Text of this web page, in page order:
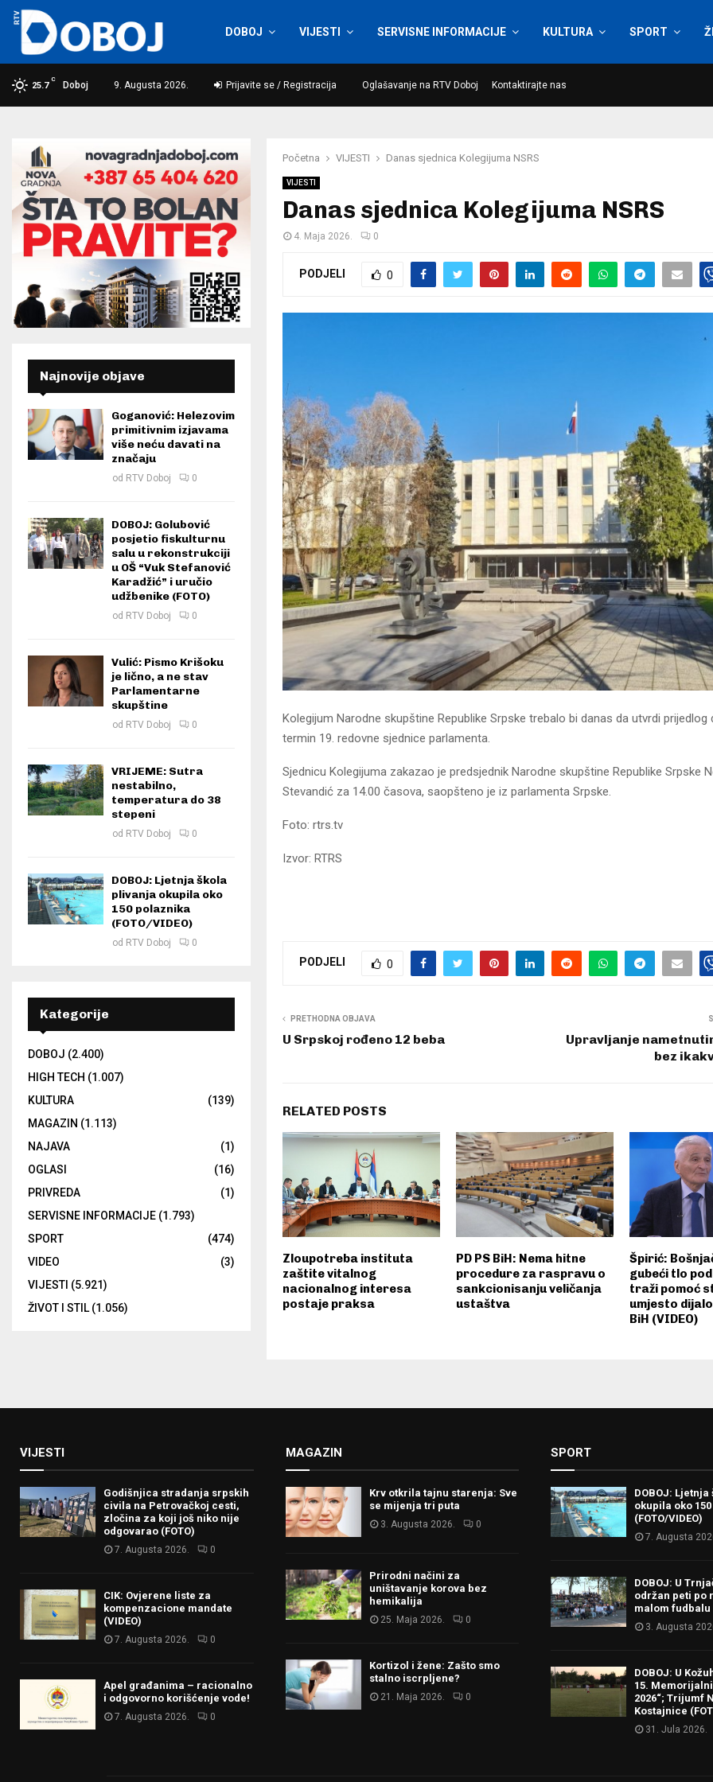
DOBOJ VIJESTI SERVISNE INFORMACIJE KULTURA SPORT
25.7
C
Doboj 9. Augusta 2026. Prijavite se / Registracija Oglašavanje na RTV Doboj Kontaktirajte nas
Početna VIJESTI Danas sjednica Kolegijuma NSRS
VIJESTI
Danas sjednica Kolegijuma NSRS
4. Maja 2026. 0
PODJELI 0
Kolegijum Narodne skupštine Republike Srpske trebalo bi danas da utvrdi prijedlog
termin 19. redovne sjednice parlamenta.
Sjednicu Kolegijuma zakazao je predsjednik Narodne skupštine Republike Srpske
Stevandić za 14.00 časova, saopšteno je iz parlamenta Srpske.
Foto: rtrs.tv
Izvor: RTRS
PODJELI 0
PRETHODNA OBJAVA
U Srpskoj rođeno 12 beba
Upravljanje
bez
RELATED POSTS
Zloupotreba instituta
zaštite vitalnog
nacionalnog interesa
postaje praksa
PD PS BiH: Nema hitne
procedure za raspravu o
sankcionisanju veličanja
ustaštva
Špirić:
gubeći tlo
traži pomoć
umjesto
BiH (VIDEO)
Najnovije objave
Goganović: Helezovim
primitivnim izjavama
više neću davati na
značaju
od RTV Doboj 0
DOBOJ: Golubović
posjetio fiskulturnu
salu u rekonstrukciji
u OŠ “Vuk Stefanović
Karadžić” i uručio
udžbenike (FOTO)
od RTV Doboj 0
Vulić: Pismo Krišoku
je lično, a ne stav
Parlamentarne
skupštine
od RTV Doboj 0
VRIJEME: Sutra
nestabilno,
temperatura do 38
stepeni
od RTV Doboj 0
DOBOJ: Ljetnja škola
plivanja okupila oko
150 polaznika
(FOTO/VIDEO)
od RTV Doboj 0
Kategorije
DOBOJ (2.400)
HIGH TECH (1.007)
KULTURA
(139)
MAGAZIN (1.113)
NAJAVA
(1)
OGLASI
(16)
PRIVREDA
(1)
SERVISNE INFORMACIJE (1.793)
SPORT
(474)
VIDEO
(3)
VIJESTI (5.921)
ŽIVOT I STIL(1.056)
VIJESTI
Godišnjica stradanja srpskih
civila na Petrovačkoj cesti,
zločina za koji još niko nije
odgovarao (FOTO)
7. Augusta 2026. 0
CIK: Ovjerene liste za
kompenzacione mandate
(VIDEO)
7. Augusta 2026. 0
Apel građanima – racionalno
i odgovorno korišćenje vode!
7. Augusta 2026. 0
MAGAZIN
Krv otkrila tajnu starenja: Sve
se mijenja tri puta
3. Augusta 2026. 0
Prirodni načini za
uništavanje korova bez
hemikalija
25. Maja 2026. 0
Kortizol i žene: Zašto smo
stalno iscrpljene?
21. Maja 2026. 0
SPORT
DOBOJ:
okupila oko
(FOTO/VIDEO)
7. Augusta
DOBOJ: U
održan peti po
malom fudbalu
3. Augusta
DOBOJ: U
15.
2026“; Trijumf
Kostajnice
31. Jula 2026.